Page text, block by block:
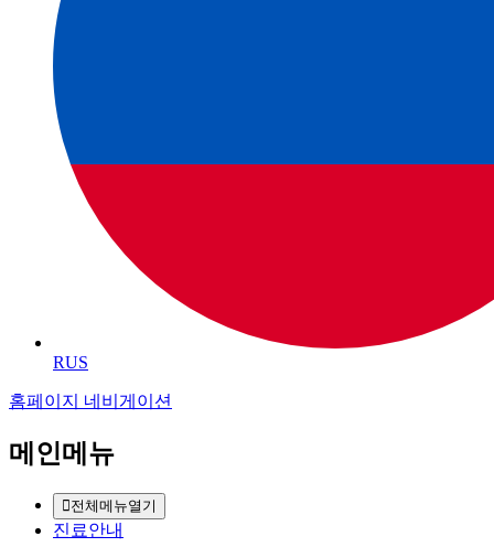
RUS
홈페이지 네비게이션
메인메뉴
전체메뉴열기
진료안내